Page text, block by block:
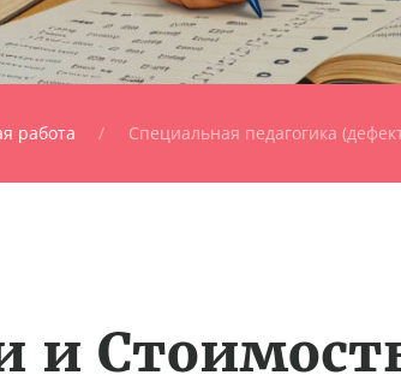
работа Специальная педагогика
и